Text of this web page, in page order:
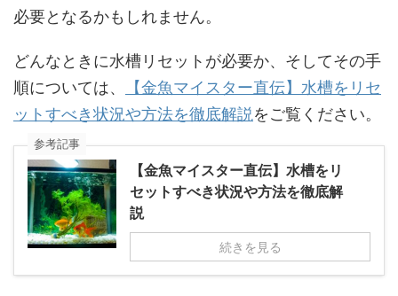
必要となるかもしれません。
どんなときに水槽リセットが必要か、そしてその手
順については、
【金魚マイスター直伝】水槽をリセ
ットすべき状況や方法を徹底解説をご覧ください。
参考記事
【金魚マイスター直伝】水槽をリ
セットすべき状況や方法を徹底解
説
続きを見る